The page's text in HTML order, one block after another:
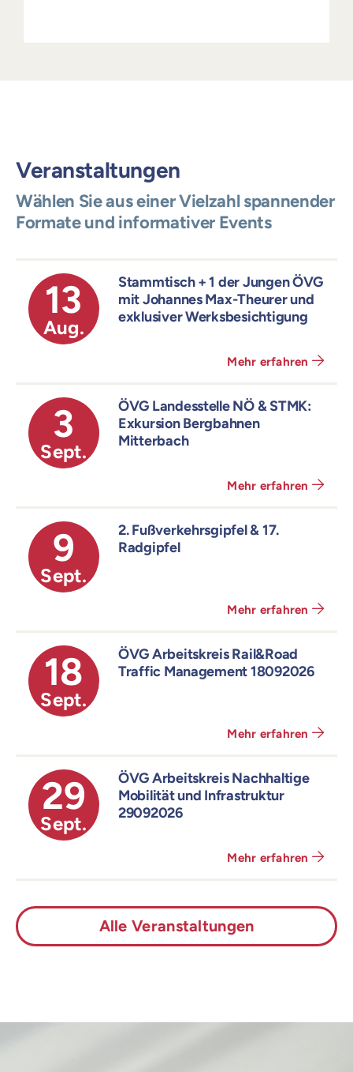
Veranstaltungen
Wählen Sie aus einer Vielzahl spannender
Formate und informativer Events
13
Aug.
Stammtisch + 1 der Jungen ÖVG
mit Johannes Max-Theurer und
exklusiver Werksbesichtigung
Mehr erfahren
3
Sept.
ÖVG Landesstelle NÖ & STMK:
Exkursion Bergbahnen
Mitterbach
Mehr erfahren
9
Sept.
2. Fußverkehrsgipfel & 17.
Radgipfel
Mehr erfahren
18
Sept.
ÖVG Arbeitskreis Rail&Road
Traffic Management 18092026
Mehr erfahren
29
Sept.
ÖVG Arbeitskreis Nachhaltige
Mobilität und Infrastruktur
29092026
Mehr erfahren
Alle Veranstaltungen